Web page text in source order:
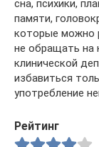
сна, психики,
памяти,
которые можно
не обращать на
клинической
избавиться
употребление
Рейтинг